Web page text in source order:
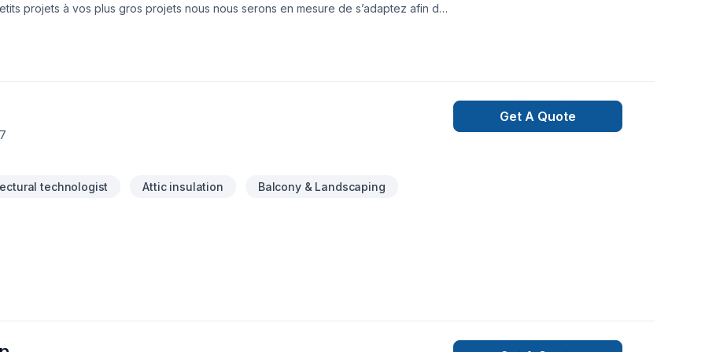
projets à vos plus gros projets nous nous serons en mesure de s’adaptez afin de
technologist Attic insulation Balcony & Landscaping
Get A Quote